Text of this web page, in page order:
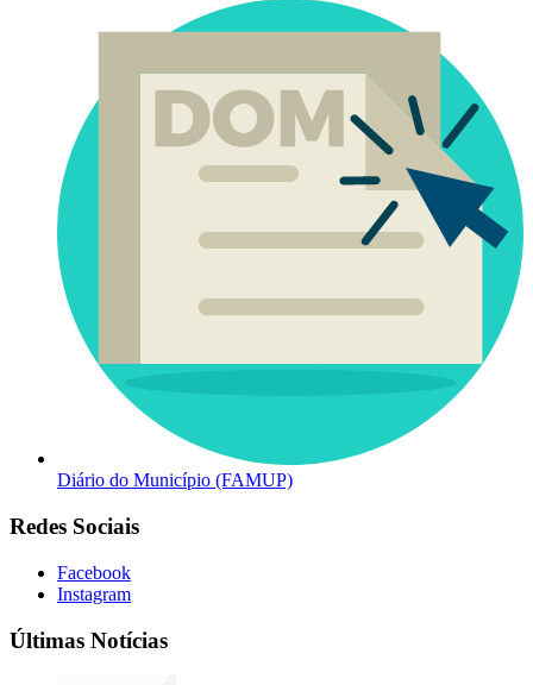
Diário do Município (FAMUP)
Redes Sociais
Facebook
Instagram
Últimas Notícias